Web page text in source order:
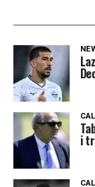
i